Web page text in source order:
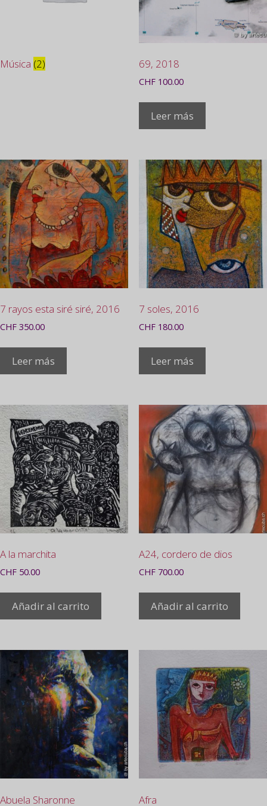
Música (2) 69, 2018
CHF100.00
Leer más
7 rayos esta siré siré, 2016
CHF 350.00
Leer más
7 soles, 2016
CHF180.00
Leer más
A la marchita
CHF 50.00
Añadir al carrito
A24, cordero de dios
CHF700.00
Añadir al carrito
Abuela Sharonne Afra